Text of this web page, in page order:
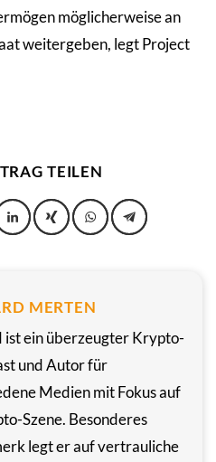
möglicherweise an
weitergeben, legt Project
TEILEN
MERTEN
ist ein überzeugter Krypto-
und Autor für
Medien mit Fokus auf
Szene. Besonderes
legt er auf vertrauliche